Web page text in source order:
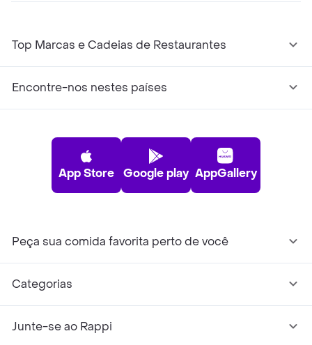
Top Marcas e Cadeias de Restaurantes
Encontre-nos nestes países
App Store Google play AppGallery
Peça sua comida favorita perto de você
Categorias
Junte-se ao Rappi